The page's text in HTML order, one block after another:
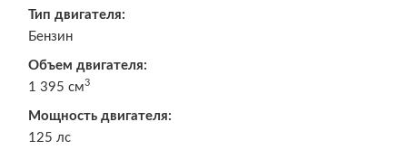
Тип двигателя:
Бензин
Объем двигателя:
1 395 см3
Мощность двигателя:
125 лс